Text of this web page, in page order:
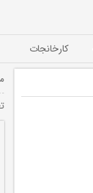
کارخانجات